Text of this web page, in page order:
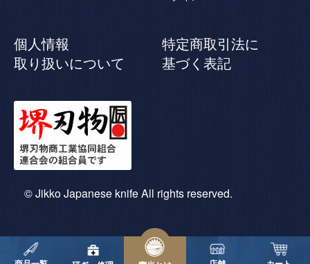
個人情報
取り扱いについて
特定商取引法に
基づく表記
© Jikko Japanese knife All rights reserved.